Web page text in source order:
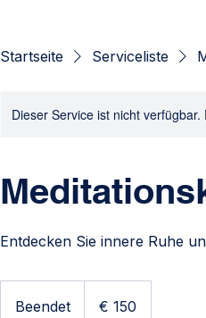
Startseite Serviceliste
Dieser Service ist nicht
Entdecken Sie innere Ruhe
Beendet € 150